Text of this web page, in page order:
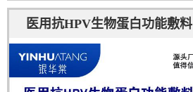
医用抗HPV生物蛋白功能敷料